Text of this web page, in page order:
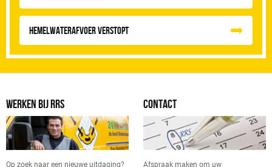
Hemelwaterafvoer Verstopt
WERKEN BIJ RRS
Op zoek naar een nieuwe uitdaging?
CONTACT
Afspraak maken om uw